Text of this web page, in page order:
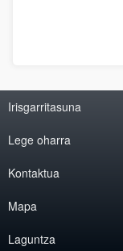
Irisgarritasuna
Lege oharra
Kontaktua
Mapa
Laguntza